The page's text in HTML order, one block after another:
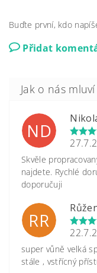
Buďte první, kdo
Přidat
ND
Skvěle
najdete. Rychlé
doporučuji
RR
super vůně velká
stále , vstřícný